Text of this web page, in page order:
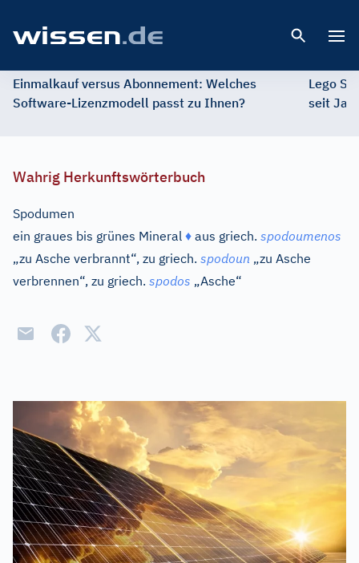
Einmalkauf versus Abonnement: Welches
Software-Lizenzmodell passt zu Ihnen?
Lego
seit
Wahrig Herkunftswörterbuch
Spodumen
ein graues bis grünes Mineral ♦ aus griech. spodoumenos
„zu Asche verbrannt“, zu griech. spodoun „zu Asche
verbrennen“, zu griech. spodos „Asche“